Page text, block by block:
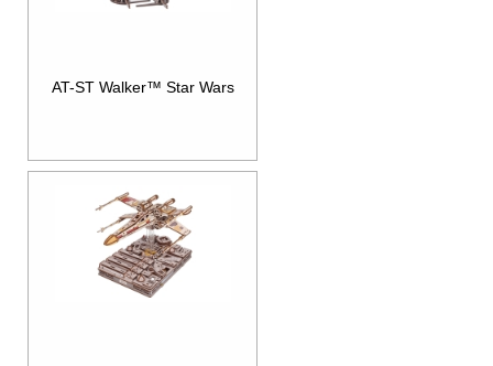
AT-ST Walker™ Star Wars